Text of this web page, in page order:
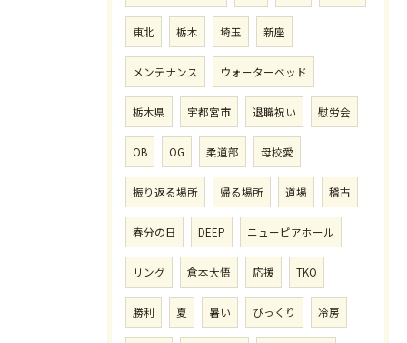
東北 栃木 埼玉 新座
メンテナンス ウォーターベッド
栃木県 宇都宮市 退職祝い 慰労会
OB OG 柔道部 母校愛
振り返る場所 帰る場所 道場 稽古
春分の日 DEEP ニューピアホール
リング 倉本大悟 応援 TKO
勝利 夏 暑い びっくり 冷房